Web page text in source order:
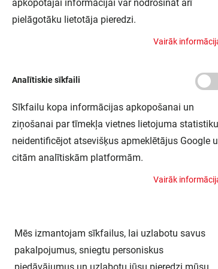
Inform
apkopotajai informācijai var nodrošināt arī
pielāgotāku lietotāja pieredzi.
Vairāk informācij
Analītiskie sīkfaili
Sīkfailu kopa informācijas apkopošanai un
ziņošanai par tīmekļa vietnes lietojuma
neidentificējot atsevišķus apmeklētājus Google
citām analītiskām platformām.
Vairāk informācij
Mēs izmantojam sīkfailus, lai uzlabotu savus
pakalpojumus, sniegtu personiskus